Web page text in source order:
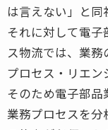
は言えない」と同
それに対して電子
ス物流では、業務
プロセス・リエン
そのため電子部
業務プロセスを